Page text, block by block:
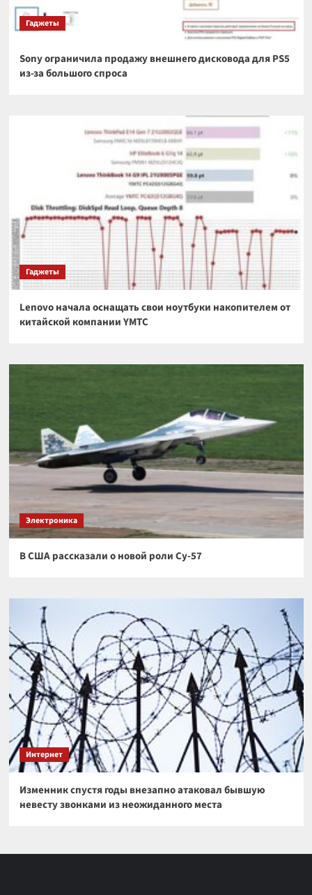
Гаджеты
Sony ограничила продажу внешнего дисковода для PS5
из-за большого спроса
Гаджеты
Lenovo начала оснащать свои ноутбуки накопителем от
китайской компании YMTC
Электроника
В США рассказали о новой роли Су-57
Интернет
Изменник спустя годы внезапно атаковал бывшую
невесту звонками из неожиданного места